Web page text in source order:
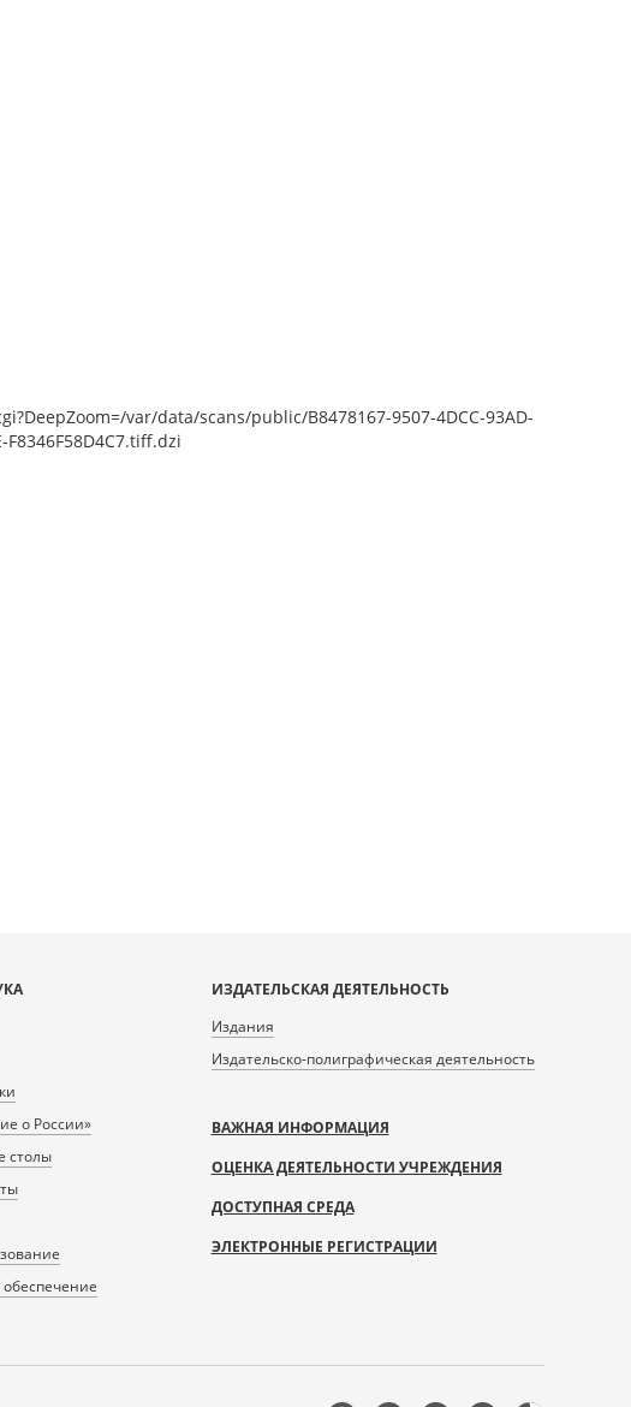
var/data/scans/public/B8478167-9507-4DCC-93AD-
F8346F58D4C7.tiff.dzi
о России»
столы
ИЗДАТЕЛЬСКАЯ ДЕЯТЕЛЬНОСТЬ
Издания
Издательско-полиграфическая деятельность
ВАЖНАЯ ИНФОРМАЦИЯ
ОЦЕНКА ДЕЯТЕЛЬНОСТИ УЧРЕЖДЕНИЯ
ДОСТУПНАЯ СРЕДА
ЭЛЕКТРОННЫЕ РЕГИСТРАЦИИ